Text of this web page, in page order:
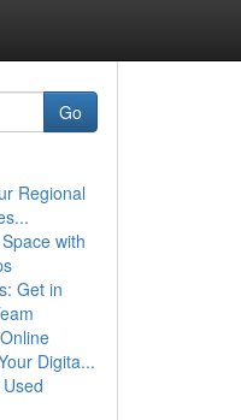
Go
Regional
with
Get in
Digita...